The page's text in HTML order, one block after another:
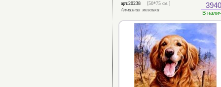
арт.20238
[50*75 см.]
Алмазная мозаика
В